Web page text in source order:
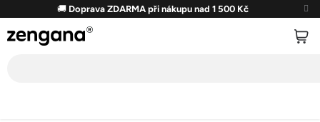
obsah
🚚 Doprava ZDARMA při nákupu nad 1 500 Kč